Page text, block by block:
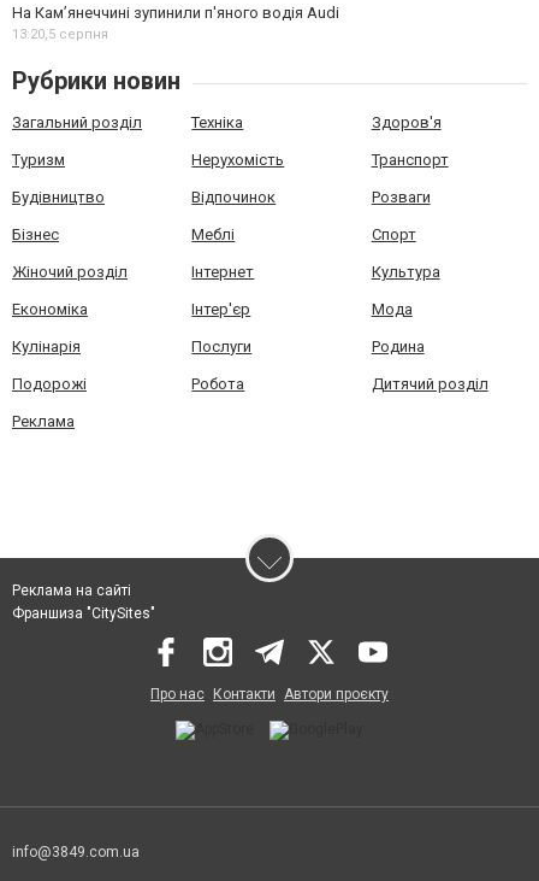
На Камʼянеччині зупинили п'яного водія Audi
13:20,5 серпня
Рубрики новин
Загальний розділ Техніка Здоров'я
Туризм Нерухомість Транспорт
Будівництво Відпочинок Розваги
Бізнес Меблі Спорт
Жіночий розділ Інтернет Культура
Економіка Інтер'єр Мода
Кулінарія Послуги Родина
Подорожі Робота Дитячий розділ
Реклама
Реклама на сайті
Франшиза "CitySites"
Про нас Контакти Автори проєкту
info@3849.com.ua